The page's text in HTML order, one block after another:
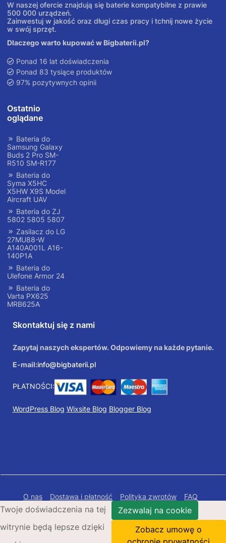
W naszej ofercie znajdują się baterie kompatybilne z prawie
500 000 urządzeń.
Zainwestuj w jakość oraz długi czas pracy i tchnij nowe życie
w swój sprzęt.
Dlaczego warto kupować w Bigbaterii.pl?
Ponad 16 lat doświadczenia
Ponad 83 tysiące produktów
97% pozytywnych opinii
Ostatnio
oglądane
Bateria do
Samsung Galaxy
Buds 2 Pro SM-
R510 SM-R177
Bateria do
Syma X5HC
X5HW X9S Model
Aircraft UAV
Bateria do ZJ
5802 5805 5807
Zasilacz do LG
27MU88-W
A140A001L A16-
140P1A
Bateria do
Ulefone Armor 24
Bateria do
Varta PX625
MRB625A
Skontaktuj się z nami
Zapytaj naszych ekspertów. Odpowiemy na każde pytanie.
E-mail:info@bigbaterii.pl
PŁATNOŚCI:
WordPress Blog Wixsite Blog Blogger Blog
O nas Dostawa i płatność Polityka zwrotów
FAQ
Polityka prywatności
Mapa Strony
Copyright © 2026 Bigbaterii.pl. Wszelkie prawa
zastrzeżone.
Twoje doświadczenia na tej
witrynie będą lepsze dzięki
Zezwalaj na cookie
Zobacz umowę o